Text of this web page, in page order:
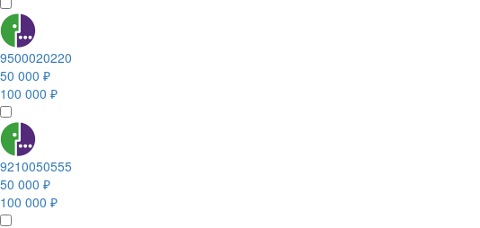
9500020220
50 000 ₽
100 000 ₽
9210050555
50 000 ₽
100 000 ₽